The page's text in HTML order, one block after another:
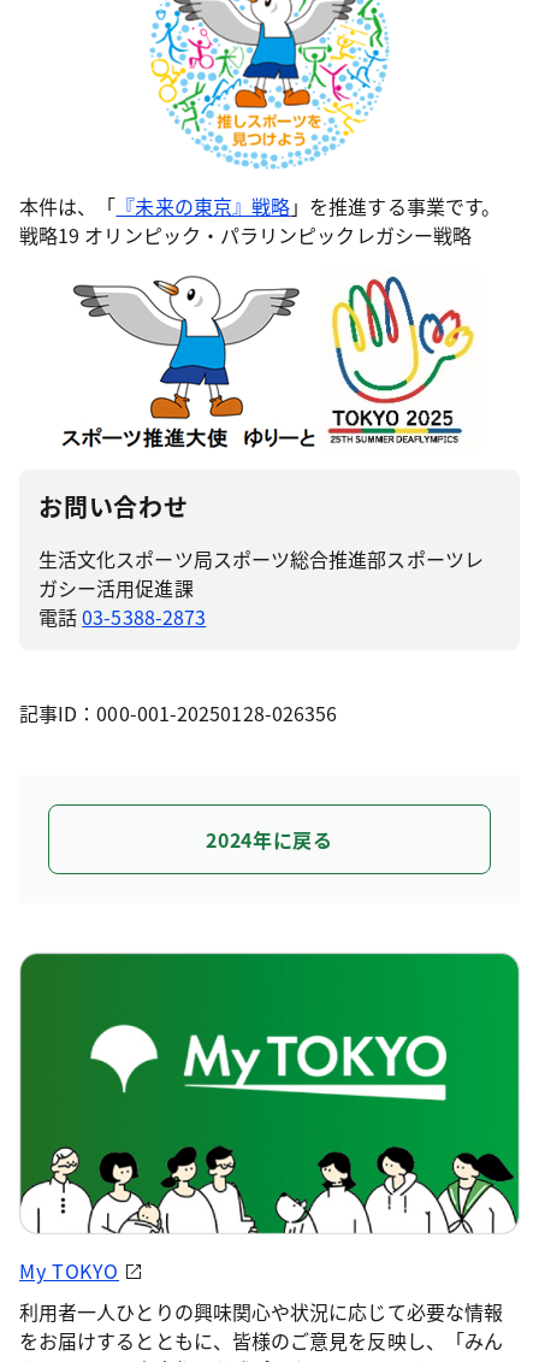
本件は、「 『未来の東京』戦略」を推進する事業です。
戦略19 オリンピック・パラリンピックレガシー戦略
お問い合わせ
生活文化スポーツ局スポーツ総合推進部スポーツレ
ガシー活用促進課
電話03-5388-2873
記事ID：000-001-20250128-026356
2024年に戻る
My TOKYO
利用者一人ひとりの興味関心や状況に応じて必要な情報
をお届けするとともに、皆様のご意見を反映し、「みん